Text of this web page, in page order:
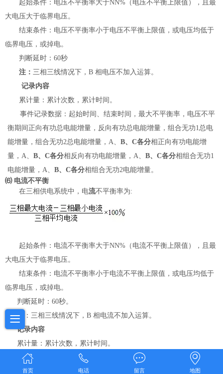
起始条件：电压不平衡率大于NN% （电压不平衡上限值），且最
大电压大于临界电压。
结束条件：电压不平衡率小于电压不平衡上限值，或电压均低于
临界电压，或掉电。
判断延时： 60秒
注： 三相三线情况下， B 相电压不加入运算。
记录内容
累计量：累计次数，累计时间。
事件记录数据：起始时间、结束时间，最大不平衡率，电压不平
衡期间正向有功总电能增量，反向有功总电能增量，组合无功1 总电
能增量，组合无功2总电能增量， A B、 C各分相正向有功电能增
量， A B、 C各分相反向有功电能增量， A B、 C各分相组合无功1
电能增量， A B、 C各分相组合无功2电能增量。
⑹电流不平衡
在三相供电系统中，电流不平衡率为:
起始条件：电流不平衡率大于NN% （电流不平衡上限值），且最
大电压大于临界电压。
结束条件：电流不平衡率小于电流不平衡上限值，或电压均低于
临界电压，或掉电。
判断延时： 60秒。
注
：三相三线情况下， B 相电流不加入运算。
记录内容
累计量：累计次数，累计时间。
事件记录数据：与电压不平衡同。
⑺ 过流首页 电话 留言 地图